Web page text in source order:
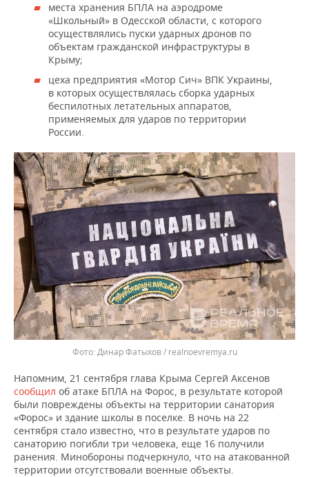
места хранения БПЛА на аэродроме
«Школьный» в Одесской области, с которого
осуществлялись пуски ударных дронов по
объектам гражданской инфраструктуры в
Крыму;
цеха предприятия «Мотор Сич» ВПК Украины,
в которых осуществлялась сборка ударных
беспилотных летательных аппаратов,
применяемых для ударов по территории
России.
Динар Фатыхов / realnoevremya.ru
Напомним, 21 сентября глава Крыма Сергей Аксенов
сообщил об атаке БПЛА на Форос, в результате которой
были повреждены объекты на территории санатория
«Форос» и здание школы в поселке. В ночь на 22
сентября стало известно, что в результате ударов по
санаторию погибли три человека, еще 16 получили
ранения. Минобороны подчеркнуло, что на атакованной
территории отсутствовали военные объекты.